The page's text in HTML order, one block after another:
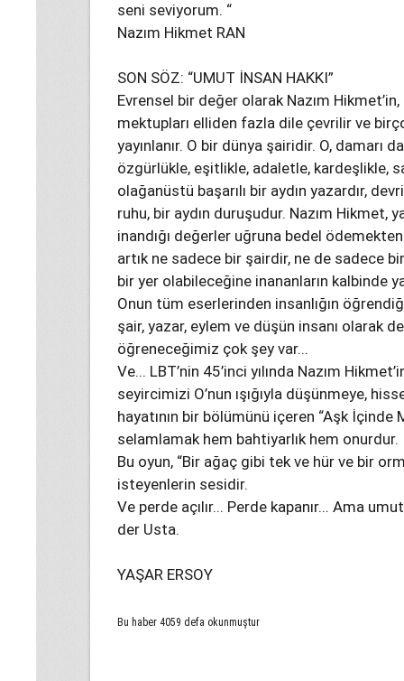
seni seviyorum. “
Nazım Hikmet RAN
SON SÖZ: “UMUT İNSAN HAKKI”
Evrensel bir değer olarak Nazım
mektupları elliden fazla dile çevrilir ve
yayınlanır. O bir dünya şairidir. O, damarı
özgürlükle, eşitlikle, adaletle, kardeşlikle,
olağanüstü başarılı bir aydın yazardır,
ruhu, bir aydın duruşudur. Nazım Hikmet,
inandığı değerler uğruna bedel
artık ne sadece bir şairdir, ne de sadece
bir yer olabileceğine inananların kalbinde
Onun tüm eserlerinden insanlığın
şair, yazar, eylem ve düşün insanı olarak
öğreneceğimiz çok şey var...
Ve... LBT’nin 45’inci yılında Nazım
seyircimizi O’nun ışığıyla düşünmeye,
hayatının bir bölümünü içeren “Aşk
selamlamak hem bahtiyarlık hem onurdur.
Bu oyun, “Bir ağaç gibi tek ve hür ve bir
isteyenlerin sesidir.
Ve perde açılır... Perde kapanır... Ama
der Usta.
YAŞAR ERSOY
Bu haber 4059 defa okunmuştur